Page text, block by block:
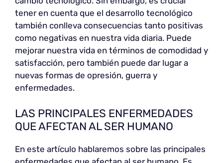
tener en cuenta que el desarrollo tecnológico
también conlleva consecuencias tanto positivas
como negativas en nuestra vida diaria. Puede
mejorar nuestra vida en términos de comodidad y
satisfacción, pero también puede dar lugar a
nuevas formas de opresión, guerra y
enfermedades.
LAS PRINCIPALES ENFERMEDADES
QUE AFECTAN AL SER HUMANO
En este artículo hablaremos sobre las principales